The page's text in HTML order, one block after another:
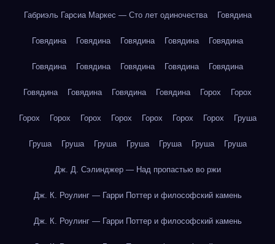
Габриэль Гарсиа Маркес — Сто лет одиночества Говядина
Говядина Говядина Говядина Говядина Говядина
Говядина Говядина Говядина Говядина Говядина
Говядина Говядина Говядина Говядина Горох Горох
Горох Горох Горох Горох Горох Горох Горох Груша
Груша Груша Груша Груша Груша Груша Груша
Дж. Д. Сэлинджер — Над пропастью во ржи
Дж. К. Роулинг — Гарри Поттер и философский камень
Дж. К. Роулинг — Гарри Поттер и философский камень